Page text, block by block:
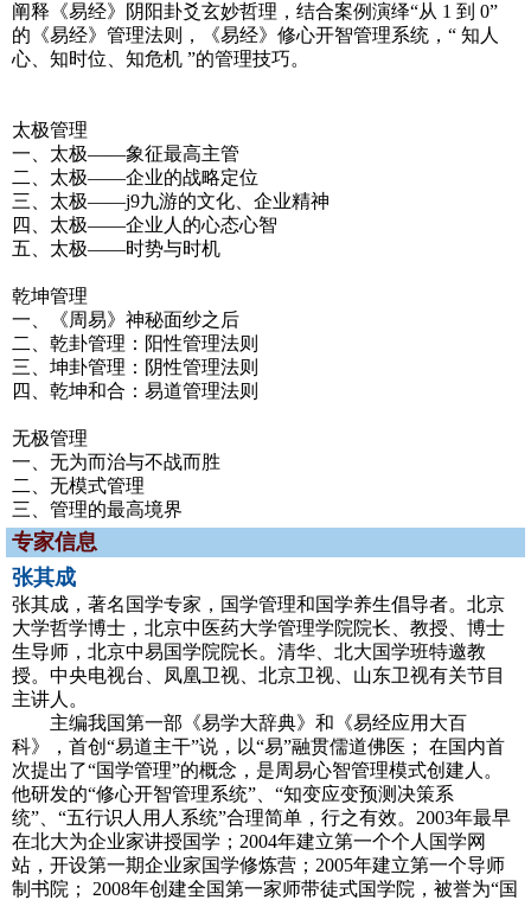
阐释《易经》阴阳卦爻玄妙哲理，结合案例演绎“从 1 到 0”
的《易经》管理法则，《易经》修心开智管理系统，“ 知人
心、知时位、知危机 ”的管理技巧。
太极管理
一、太极——象征最高主管
二、太极——企业的战略定位
三、太极——j9九游的文化、企业精神
四、太极——企业人的心态心智
五、太极——时势与时机
乾坤管理
一、《周易》神秘面纱之后
二、乾卦管理：阳性管理法则
三、坤卦管理：阴性管理法则
四、乾坤和合：易道管理法则
无极管理
一、无为而治与不战而胜
二、无模式管理
三、管理的最高境界
专家信息
张其成
张其成，著名国学专家，国学管理和国学养生倡导者。北京
大学哲学博士，北京中医药大学管理学院院长、教授、博士
生导师，北京中易国学院院长。清华、北大国学班特邀教
授。中央电视台、凤凰卫视、北京卫视、山东卫视有关节目
主讲人。
主编我国第一部《易学大辞典》和《易经应用大百
科》，首创“易道主干”说，以“易”融贯儒道佛医； 在国内首
次提出了“国学管理”的概念，是周易心智管理模式创建人。
他研发的“修心开智管理系统”、“知变应变预测决策系
统”、“五行识人用人系统”合理简单，行之有效。2003年最早
在北大为企业家讲授国学；2004年建立第一个个人国学网
站，开设第一期企业家国学修炼营；2005年建立第一个导师
制书院； 2008年创建全国第一家师带徒式国学院，被誉为“国